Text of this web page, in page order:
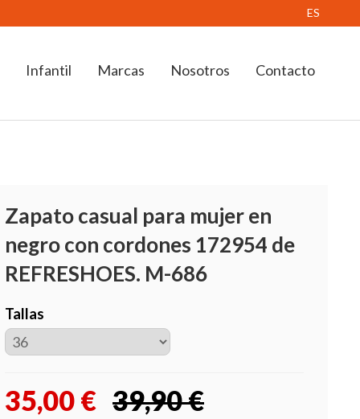
ES
Infantil Marcas Nosotros Contacto
Zapato casual para mujer en
negro con cordones 172954 de
REFRESHOES. M-686
Tallas
35,00€ 39,90 €